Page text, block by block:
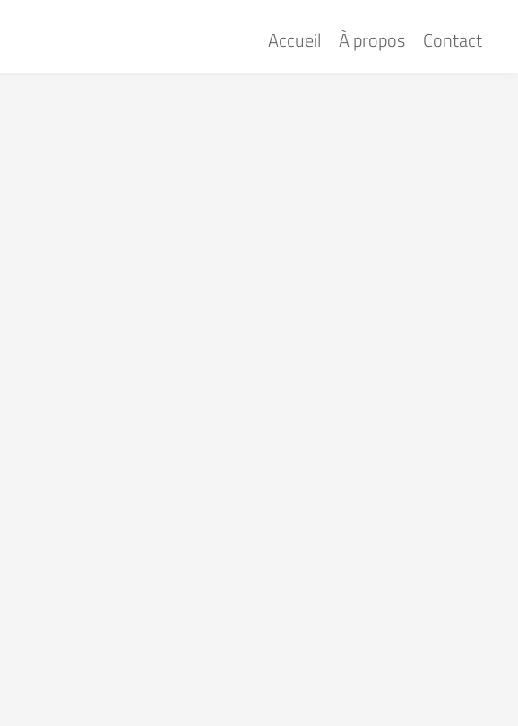
Accueil À propos Contact